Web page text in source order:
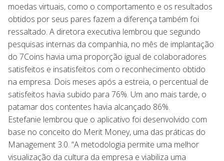
moedas virtuais, como o comportamento e os resultados
obtidos por seus pares fazem a diferença também foi
ressaltado. A diretora executiva lembrou que segundo
pesquisas internas da companhia, no mês de implantação
do 7Coins havia uma proporção igual de colaboradores
satisfeitos e insatisfeitos com o reconhecimento obtido
na empresa. Dois meses após a estreia, o percentual de
satisfeitos havia subido para 76%. Um ano mais tarde, o
patamar dos contentes havia alcançado 86%.
Estefanie lembrou que o aplicativo foi desenvolvido com
base no conceito do Merit Money, uma das práticas do
Management 3.0. “A metodologia permite uma melhor
visualização da cultura da empresa e viabiliza uma